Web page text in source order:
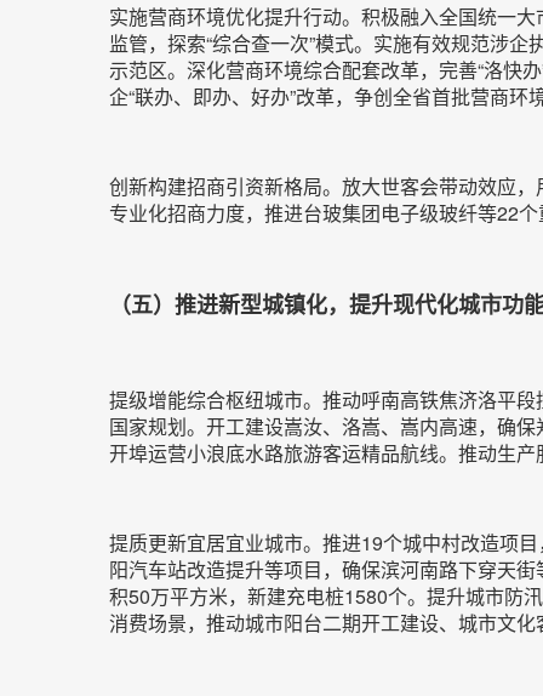
实施营商环境优化提升行动。积极融入全国统一
监管，探索“综合查一次”模式。实施有效规范涉
示范区。深化营商环境综合配套改革，完善“洛快
企“联办、即办、好办”改革，争创全省首批营商环
创新构建招商引资新格局。放大世客会带动效应
专业化招商力度，推进台玻集团电子级玻纤等22
（五）推进新型城镇化，提升现代化城市功
提级增能综合枢纽城市。推动呼南高铁焦济洛平
国家规划。开工建设嵩汝、洛嵩、嵩内高速，确
开埠运营小浪底水路旅游客运精品航线。推动生
提质更新宜居宜业城市。推进19个城中村改造项
阳汽车站改造提升等项目，确保滨河南路下穿天
积50万平方米，新建充电桩1580个。提升城市防
消费场景，推动城市阳台二期开工建设、城市文